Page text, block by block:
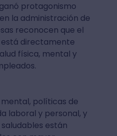
protagonismo
la administración de
reconocen que el
directamente
física, mental y
políticas de
laboral y personal, y
están